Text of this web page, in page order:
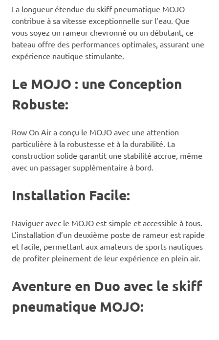
La longueur étendue du skiff pneumatique MOJO
contribue à sa vitesse exceptionnelle sur l’eau. Que
vous soyez un rameur chevronné ou un débutant, ce
bateau offre des performances optimales, assurant une
expérience nautique stimulante.
Le MOJO : une Conception
Robuste:
Row On Air a conçu le MOJO avec une attention
particulière à la robustesse et à la durabilité. La
construction solide garantit une stabilité accrue, même
avec un passager supplémentaire à bord.
Installation Facile:
Naviguer avec le MOJO est simple et accessible à tous.
L’installation d’un deuxième poste de rameur est rapide
et facile, permettant aux amateurs de sports nautiques
de profiter pleinement de leur expérience en plein air.
Aventure en Duo avec le skiff
pneumatique MOJO: